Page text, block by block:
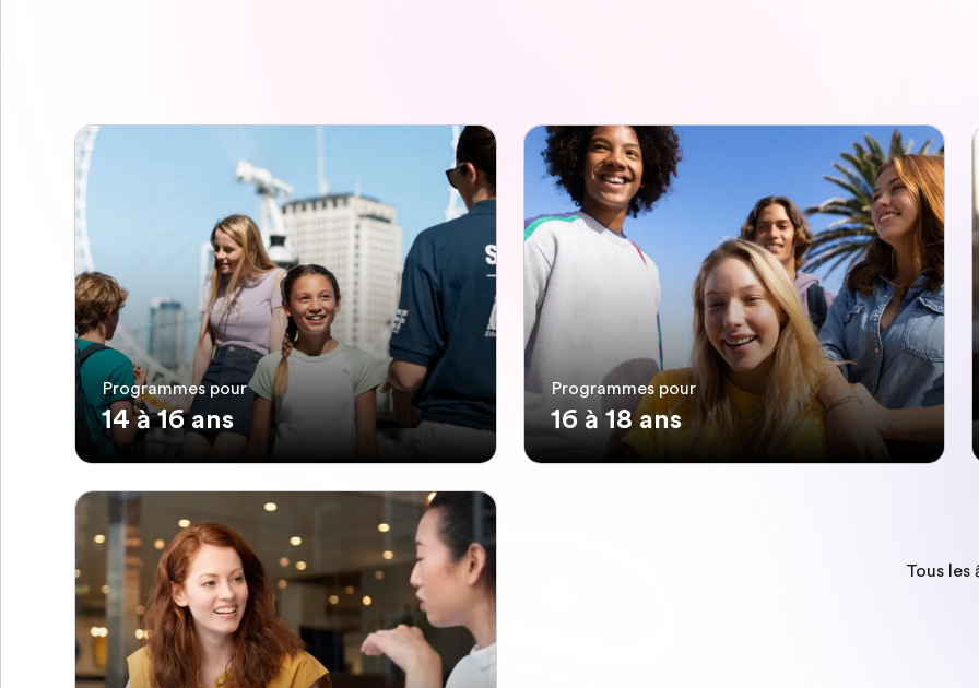
Programmes pour
14 à 16 ans
Programmes pour
16 à 18 ans
Tous les